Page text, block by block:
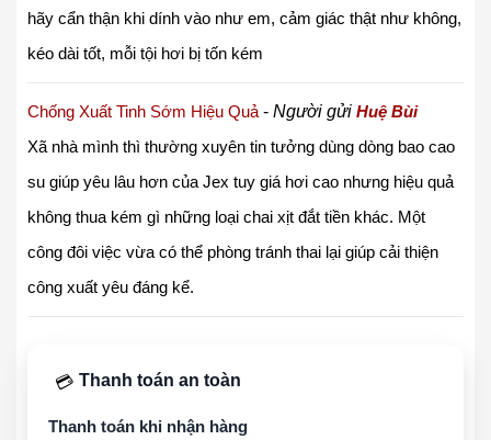
hãy cẩn thận khi dính vào như em, cảm giác thật như không,
kéo dài tốt, mỗi tội hơi bị tốn kém
Chống Xuất Tinh Sớm Hiệu Quả - Người gửi Huệ Bùi
Xã nhà mình thì thường xuyên tin tưởng dùng dòng bao cao
su giúp yêu lâu hơn của Jex tuy giá hơi cao nhưng hiệu quả
không thua kém gì những loại chai xịt đắt tiền khác. Một
công đôi việc vừa có thể phòng tránh thai lại giúp cải thiện
công xuất yêu đáng kể.
💳 Thanh toán an toàn
Thanh toán khi nhận hàng